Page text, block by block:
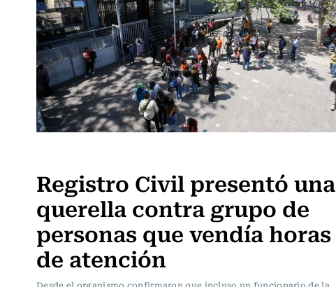
Registro Civil presentó una
querella contra grupo de
personas que vendía horas
de atención